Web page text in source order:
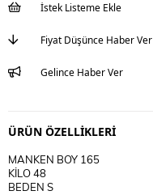
İstek Listeme Ekle
Fiyat Düşünce Haber Ver
Gelince Haber Ver
ÜRÜN ÖZELLIKLERI
MANKEN BOY 165
KİLO 48
BEDEN S